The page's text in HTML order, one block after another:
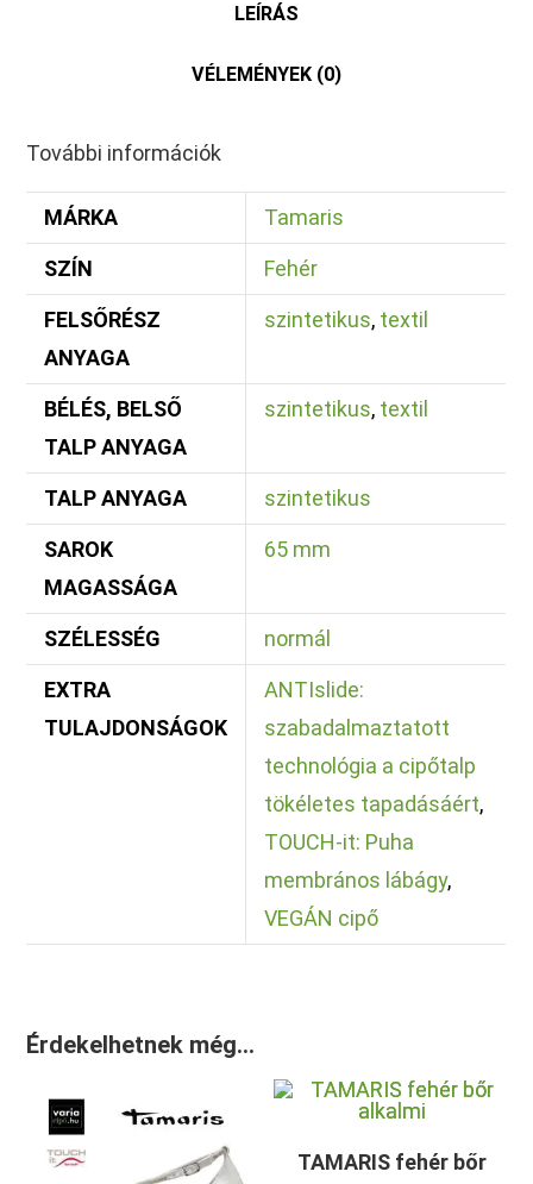
LEÍRÁS
VÉLEMÉNYEK (0)
További információk
MÁRKA Tamaris
SZÍN Fehér
FELSŐRÉSZ
ANYAGA
szintetikus, textil
BÉLÉS, BELSŐ
TALP ANYAGA
szintetikus, textil
TALP ANYAGA szintetikus
SAROK
MAGASSÁGA
65 mm
SZÉLESSÉG normál
EXTRA
TULAJDONSÁGOK
ANTIslide:
szabadalmaztatott
technológia a cipőtalp
tökéletes tapadásáért,
TOUCH-it: Puha
membrános lábágy,
VEGÁN cipő
Érdekelhetnek még…
TAMARIS fehér bőr